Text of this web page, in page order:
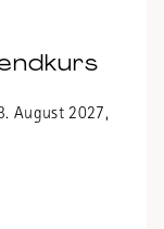
August 2027,